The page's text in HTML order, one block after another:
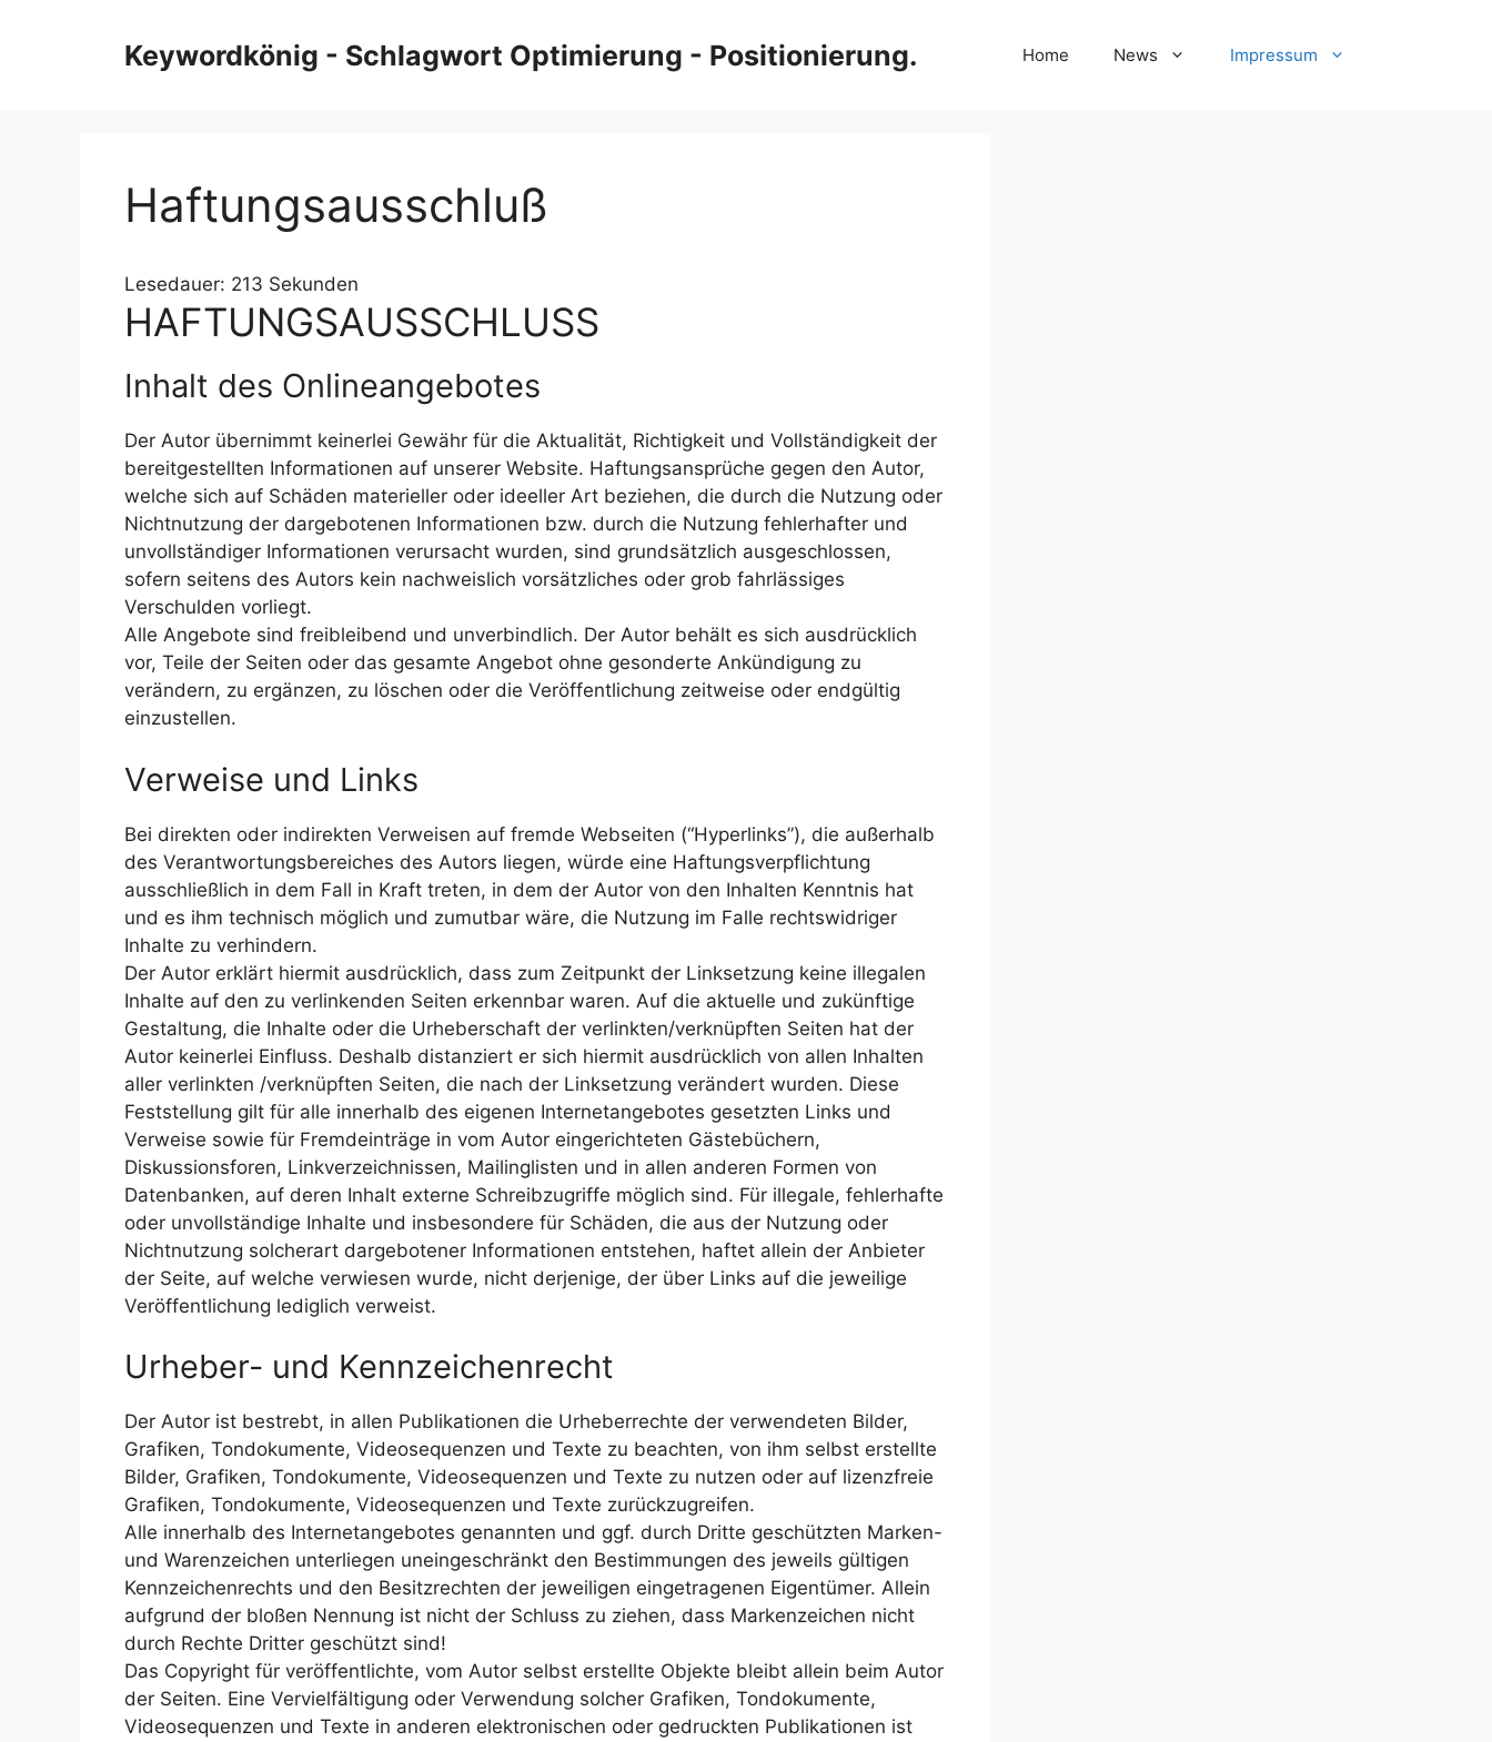
Keywordkönig - Schlagwort Optimierung - Positionierung. Home News Impressum
Haftungsausschluß
Lesedauer: 213 Sekunden
HAFTUNGSAUSSCHLUSS
Inhalt des Onlineangebotes
Der Autor übernimmt keinerlei Gewähr für die Aktualität, Richtigkeit und Vollständigkeit der
bereitgestellten Informationen auf unserer Website. Haftungsansprüche gegen den Autor,
welche sich auf Schäden materieller oder ideeller Art beziehen, die durch die Nutzung oder
Nichtnutzung der dargebotenen Informationen bzw. durch die Nutzung fehlerhafter und
unvollständiger Informationen verursacht wurden, sind grundsätzlich ausgeschlossen,
sofern seitens des Autors kein nachweislich vorsätzliches oder grob fahrlässiges
Verschulden vorliegt.
Alle Angebote sind freibleibend und unverbindlich. Der Autor behält es sich ausdrücklich
vor, Teile der Seiten oder das gesamte Angebot ohne gesonderte Ankündigung zu
verändern, zu ergänzen, zu löschen oder die Veröffentlichung zeitweise oder endgültig
einzustellen.
Verweise und Links
Bei direkten oder indirekten Verweisen auf fremde Webseiten (“Hyperlinks”), die außerhalb
des Verantwortungsbereiches des Autors liegen, würde eine Haftungsverpflichtung
ausschließlich in dem Fall in Kraft treten, in dem der Autor von den Inhalten Kenntnis hat
und es ihm technisch möglich und zumutbar wäre, die Nutzung im Falle rechtswidriger
Inhalte zu verhindern.
Der Autor erklärt hiermit ausdrücklich, dass zum Zeitpunkt der Linksetzung keine illegalen
Inhalte auf den zu verlinkenden Seiten erkennbar waren. Auf die aktuelle und zukünftige
Gestaltung, die Inhalte oder die Urheberschaft der verlinkten/verknüpften Seiten hat der
Autor keinerlei Einfluss. Deshalb distanziert er sich hiermit ausdrücklich von allen Inhalten
aller verlinkten /verknüpften Seiten, die nach der Linksetzung verändert wurden. Diese
Feststellung gilt für alle innerhalb des eigenen Internetangebotes gesetzten Links und
Verweise sowie für Fremdeinträge in vom Autor eingerichteten Gästebüchern,
Diskussionsforen, Linkverzeichnissen, Mailinglisten und in allen anderen Formen von
Datenbanken, auf deren Inhalt externe Schreibzugriffe möglich sind. Für illegale, fehlerhafte
oder unvollständige Inhalte und insbesondere für Schäden, die aus der Nutzung oder
Nichtnutzung solcherart dargebotener Informationen entstehen, haftet allein der Anbieter
der Seite, auf welche verwiesen wurde, nicht derjenige, der über Links auf die jeweilige
Veröffentlichung lediglich verweist.
Urheber- und Kennzeichenrecht
Der Autor ist bestrebt, in allen Publikationen die Urheberrechte der verwendeten Bilder,
Grafiken, Tondokumente, Videosequenzen und Texte zu beachten, von ihm selbst erstellte
Bilder, Grafiken, Tondokumente, Videosequenzen und Texte zu nutzen oder auf lizenzfreie
Grafiken, Tondokumente, Videosequenzen und Texte zurückzugreifen.
Alle innerhalb des Internetangebotes genannten und ggf. durch Dritte geschützten Marken-
und Warenzeichen unterliegen uneingeschränkt den Bestimmungen des jeweils gültigen
Kennzeichenrechts und den Besitzrechten der jeweiligen eingetragenen Eigentümer. Allein
aufgrund der bloßen Nennung ist nicht der Schluss zu ziehen, dass Markenzeichen nicht
durch Rechte Dritter geschützt sind!
Das Copyright für veröffentlichte, vom Autor selbst erstellte Objekte bleibt allein beim Autor
der Seiten. Eine Vervielfältigung oder Verwendung solcher Grafiken, Tondokumente,
Videosequenzen und Texte in anderen elektronischen oder gedruckten Publikationen ist